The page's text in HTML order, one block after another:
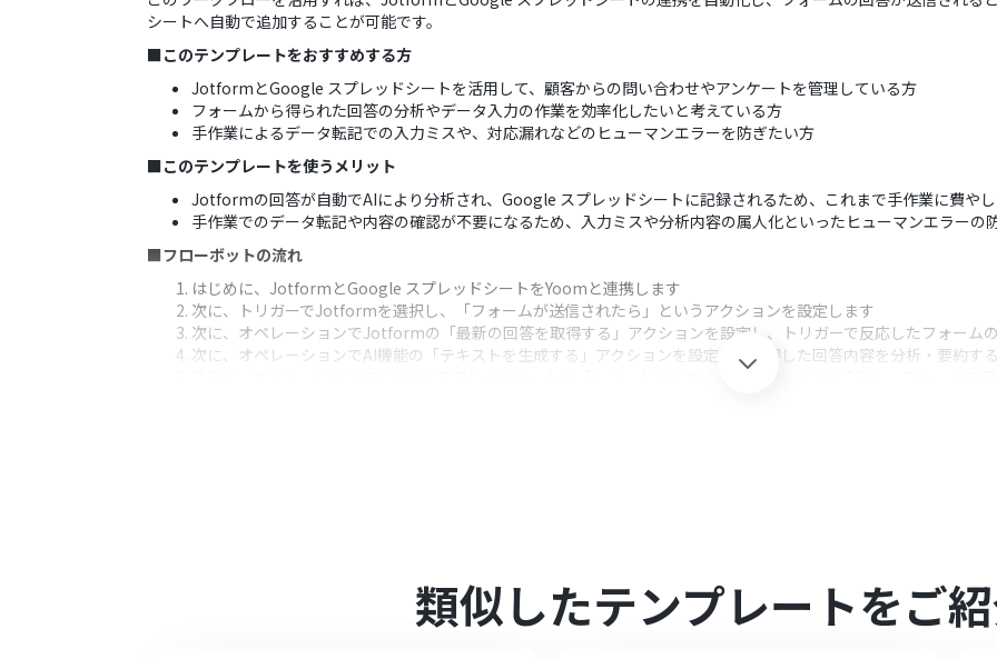
シートへ自動で追加することが可能です。
■このテンプレートをおすすめする方
JotformとGoogle スプレッドシートを活用して、顧客からの問い合わせやアンケートを管理している方
フォームから得られた回答の分析やデータ入力の作業を効率化したいと考えている方
手作業によるデータ転記での入力ミスや、対応漏れなどのヒューマンエラーを防ぎたい方
■このテンプレートを使うメリット
Jotformの回答が自動でAIにより分析され、Google スプレッドシートに記録されるため、これまで手作業に費や
手作業でのデータ転記や内容の確認が不要になるため、入力ミスや分析内容の属人化といったヒューマンエラーの
■フローボットの流れ
はじめに、JotformとGoogle スプレッドシートをYoomと連携します
次に、トリガーでJotformを選択し、「フォームが送信されたら」というアクションを設定します
次に、オペレーションでJotformの「最新の回答を取得する」アクションを設定し、トリガーで反応したフォーム
次に、オペレーションでAI機能の「テキストを生成する」アクションを設定し、取得した回答内容を分析・要約す
Jotform、Google スプレッドシートのそれぞれとYoomを連携してください。
類似したテンプレートをご